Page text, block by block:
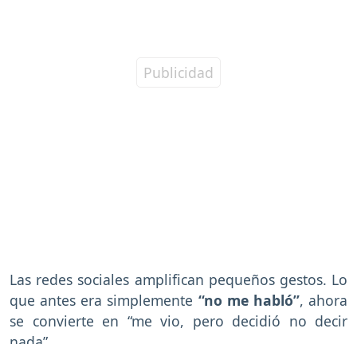
Las redes sociales amplifican pequeños gestos. Lo
que antes era simplemente “no me habló”, ahora
se convierte en “me vio, pero decidió no decir